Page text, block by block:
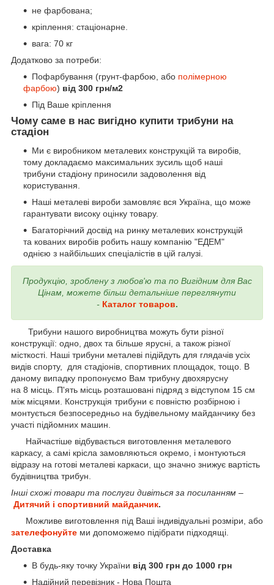
не фарбована;
кріплення: стаціонарне.
вага: 70 кг
Додатково за потреби:
Пофарбування (грунт-фарбою, або полімерною
фарбою) від 300 грн/м2
Під Ваше кріплення
Чому саме в нас вигідно купити трибуни на
стадіон
Ми є виробником металевих конструкцій та виробів,
тому докладаємо максимальних зусиль щоб наші
трибуни стадіону приносили задоволення від
користування.
Наші металеві вироби замовляє вся Україна, що може
гарантувати високу оцінку товару.
Багаторічний досвід на ринку металевих конструкцій
та кованих виробів робить нашу компанію "ЕДЕМ"
однією з найбільших спеціалістів в цій галузі.
Продукцію, зроблену з любов'ю та по Вигідним для Вас
Цінам, можете більш детальніше переглянути
- Каталог товаров.
Трибуни нашого виробництва можуть бути різної
конструкції: одно, двох та більше ярусні, а також різної
місткості. Наші трибуни металеві підійдуть для глядачів усіх
видів спорту, для стадіонів, спортивних площадок, тощо. В
даному випадку пропонуємо Вам трибуну двохярусну
на 8 місць. П'ять місць розташовані підряд з відступом 15 см
між місцями. Конструкція трибуни є повністю розбірною і
монтується безпосередньо на будівельному майданчику без
участі підйомних машин.
Найчастіше відбувається виготовлення металевого
каркасу, а самі крісла замовляються окремо, і монтуються
відразу на готові металеві каркаси, що значно знижує вартість
будівництва трибун.
Інші схожі товари та послуги дивіться за посиланням –
Дитячий і спортивний майданчик.
Можливе виготовлення під Ваші індивідуальні розміри, або
зателефонуйте ми допоможемо підібрати підходящі.
Доставка
В будь-яку точку України від 300 грн до 1000 грн
Надійний перевізник - Нова Пошта